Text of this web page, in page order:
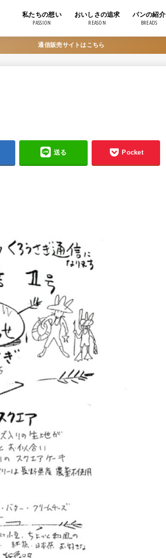
私たちの想い
PASSION
おいしさの追求
REASON
パンづくり
自家培養酵母について
おいしい食べ方
原材料一覧表
パンの紹介
BREADS
通信販売サイトはこちら
送る Pocket